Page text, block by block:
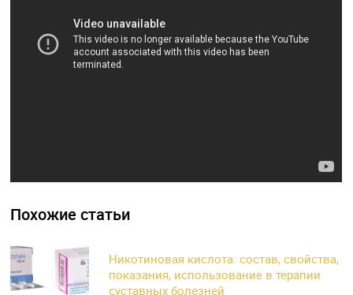
Похожие статьи
Никотиновая кислота: состав, свойства,
показания, использование в терапии
суставных болезней